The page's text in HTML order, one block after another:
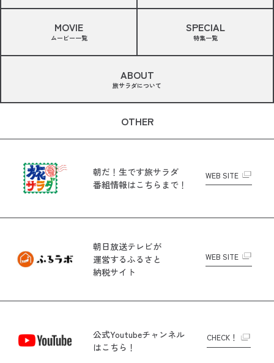
MOVIE
ムービー一覧
SPECIAL
特集一覧
ABOUT
旅サラダについて
OTHER
朝だ！生です旅サラダ
番組情報はこちらまで！
WEB SITE
朝日放送テレビが
運営するふるさと
納税サイト
WEB SITE
公式Youtubeチャンネル
はこちら！
CHECK！